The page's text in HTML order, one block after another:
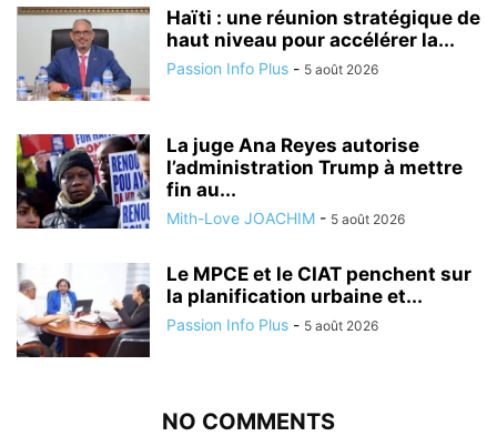
Haïti : une réunion stratégique de
haut niveau pour accélérer la...
Passion Info Plus - 5 août 2026
La juge Ana Reyes autorise
l’administration Trump à mettre
fin au...
Mith-Love JOACHIM - 5 août 2026
Le MPCE et le CIAT penchent sur
la planification urbaine et...
Passion Info Plus - 5 août 2026
NO COMMENTS